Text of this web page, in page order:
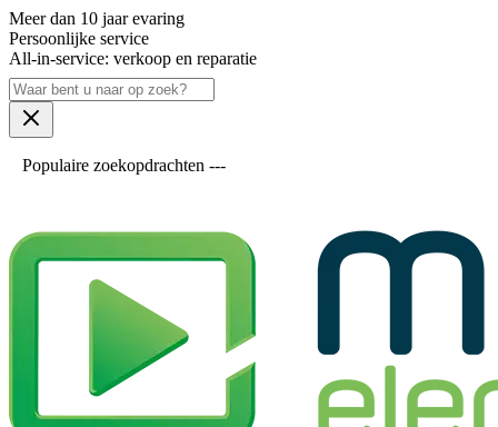
Meer dan 10 jaar evaring
Persoonlijke service
All-in-service: verkoop en reparatie
Populaire zoekopdrachten ---